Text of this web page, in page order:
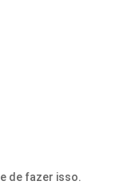
de fazer isso.